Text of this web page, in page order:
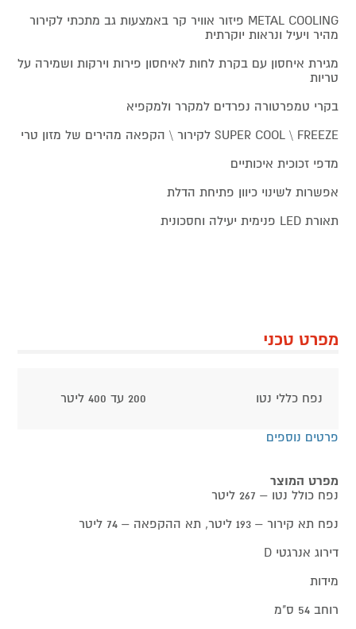
METAL COOLING פיזור אוויר קר באמצעות גב מתכתי לקירור
מהיר ויעיל ונראות יוקרתית
מגירת איחסון עם בקרת לחות לאיחסון פירות וירקות ושמירה על
טריות
בקרי טמפרטורה נפרדים למקרר ולמקפיא
SUPER COOL \ FREEZE לקירור \ הקפאה מהירים של מזון טרי
מדפי זכוכית איכותיים
אפשרות לשינוי כיוון פתיחת הדלת
תאורת LED פנימית יעילה וחסכונית
מפרט טכני
נפח כללי נטו 200 עד 400 ליטר
פרטים נוספים
מפרט המוצר
נפח כולל נטו – 267 ליטר
נפח תא קירור – 193 ליטר, תא ההקפאה – 74 ליטר
דירוג אנרגטי D
מידות
רוחב 54 ס"מ